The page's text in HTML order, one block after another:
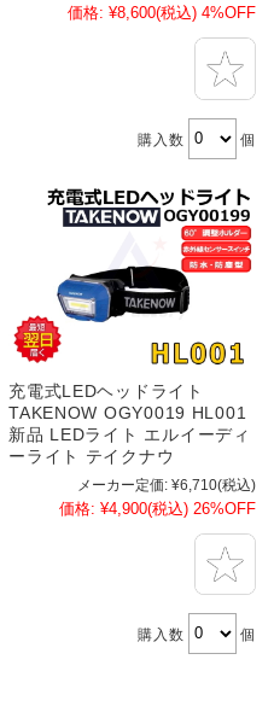
価格: ¥8,600(税込) 4%OFF
購入数 個
充電式LEDヘッドライト
TAKENOW OGY0019 HL001
新品 LEDライト エルイーディ
ーライト テイクナウ
メーカー定価: ¥6,710(税込)
価格: ¥4,900(税込) 26%OFF
購入数 個